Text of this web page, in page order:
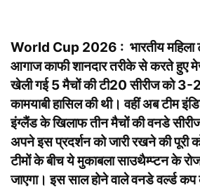
World Cup 2026 : भारतीय महिला
आगाज काफी शानदार तरीके से करते हुए
खेली गई 5 मैचों की टी20 सीरीज को
कामयाबी हासिल की थी। वहीं अब टीम
इंग्लैंड के खिलाफ तीन मैचों की वनडे
अपने इस प्रदर्शन को जारी रखने की पूरी
टीमों के बीच ये मुकाबला साउथैम्प्टन के
जाएगा। इस साल होने वाले वनडे वर्ल्ड कप